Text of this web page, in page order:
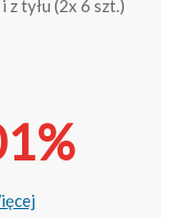
z tyłu (2x 6 szt.)